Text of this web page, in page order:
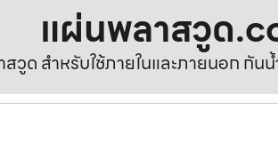
แผ่นพลาสวูด
วูด สำหรับใช้ภายในและภายนอก กัน